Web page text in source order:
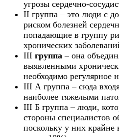
угрозы сердечно-
II группа – это люди с
риском болезней
попадающие в группу
хронических
III группа – она
выявленными
необходимо регулярное
III А группа – сюда
наиболее тяжелыми
III Б группа – люди,
стороны специалистов
поскольку у них